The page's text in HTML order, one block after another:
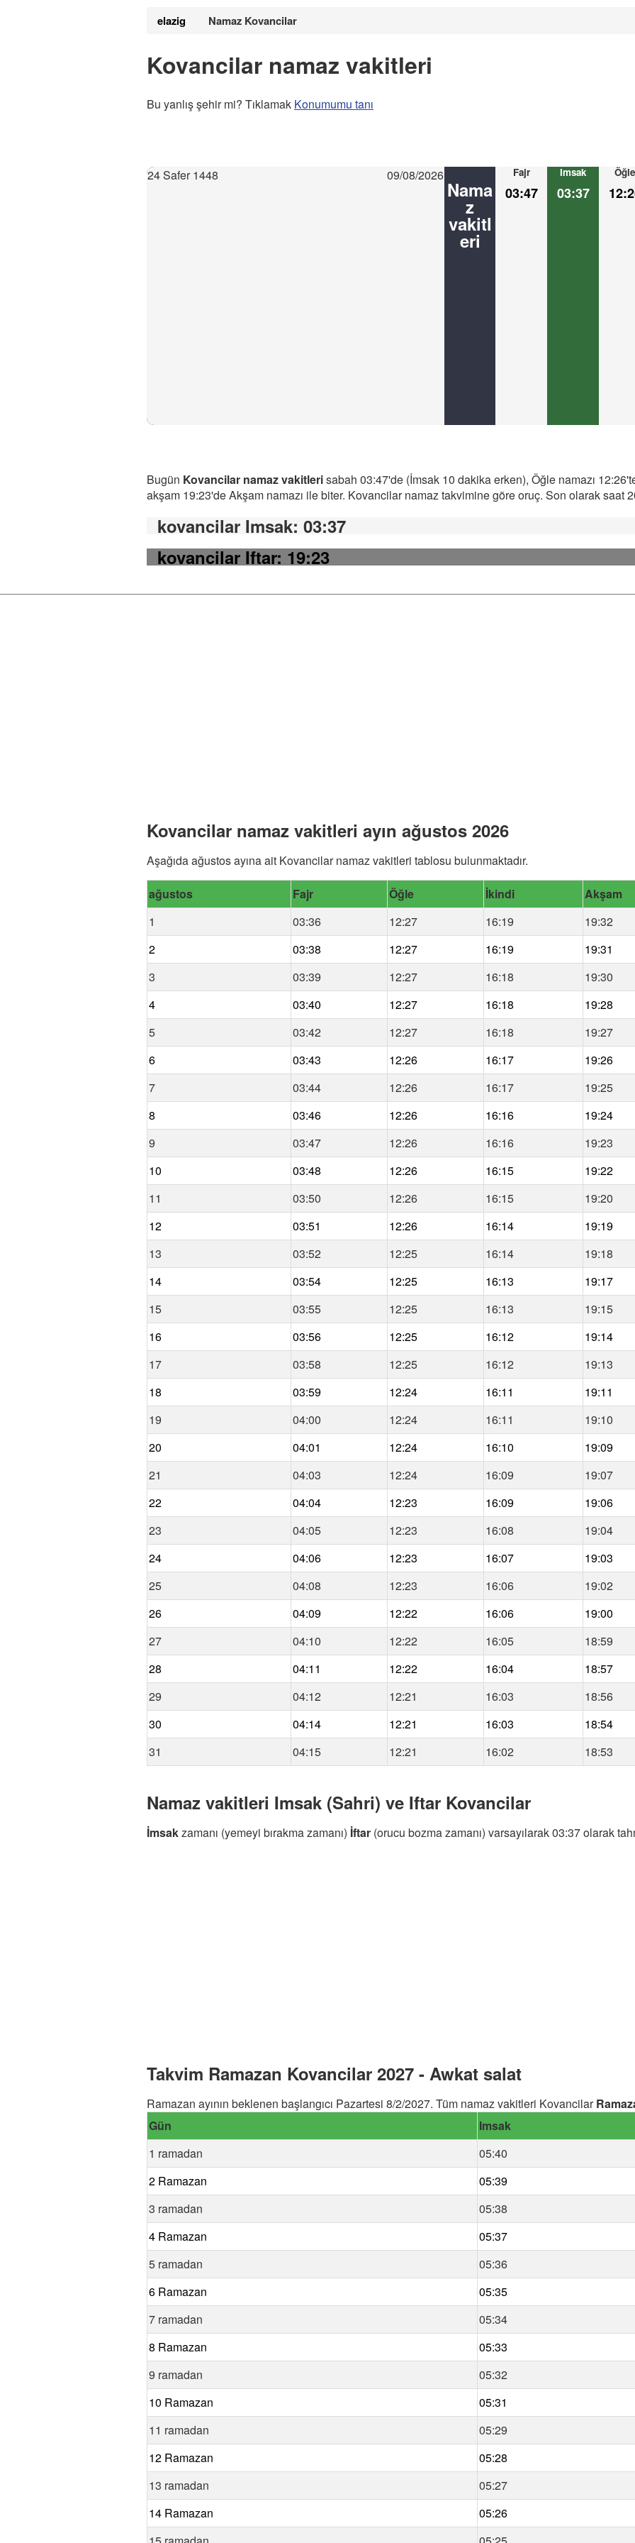
elazig Namaz Kovancilar
Kovancilar namaz vakitleri
Bu yanlış şehir mi? Tıklamak Konumumu tanı
24 Safer 1448 09/08/2026
Nama
z
vakitl
eri
Fajr
03:47
Imsak
03:37
Öğle
Bugün Kovancilar namaz vakitlerisabah 03:47'de (İmsak 10 dakika erken), Öğle namazı
akşam 19:23'de Akşam namazı ile biter. Kovancilar namaz takvimine göre oruç. Son olarak saat
kovancilar Imsak: 03:37
kovancilar Iftar: 19:23
Kovancilar namaz vakitleri ayın ağustos 2026
Aşağıda ağustos ayına ait Kovancilar namaz vakitleri tablosu bulunmaktadır.
ağustos Fajr Öğle İkindi Akşam
1
03:36 12:27 16:19 19:32
2
03:38 12:27 16:19 19:31
3
03:39 12:27 16:18 19:30
4
03:40 12:27 16:18 19:28
5
03:42 12:27 16:18 19:27
6
03:43 12:26 16:17 19:26
7
03:44 12:26 16:17 19:25
8
03:46 12:26 16:16 19:24
9
03:47 12:26 16:16 19:23
10
03:48 12:26 16:15 19:22
11
03:50 12:26 16:15 19:20
12
03:51 12:26 16:14 19:19
13
03:52 12:25 16:14 19:18
14
03:54 12:25 16:13 19:17
15
03:55 12:25 16:13 19:15
16
03:56 12:25 16:12 19:14
17
03:58 12:25 16:12 19:13
18
03:59 12:24 16:11 19:11
19
04:00 12:24 16:11 19:10
20
04:01 12:24 16:10 19:09
21
04:03 12:24 16:09 19:07
22
04:04 12:23 16:09 19:06
23
04:05 12:23 16:08 19:04
24
04:06 12:23 16:07 19:03
25
04:08 12:23 16:06 19:02
26
04:09 12:22 16:06 19:00
27
04:10 12:22 16:05 18:59
28
04:11 12:22 16:04 18:57
29
04:12 12:21 16:03 18:56
30
04:14 12:21 16:03 18:54
31
04:15 12:21 16:02 18:53
Namaz vakitleri Imsak (Sahri) ve Iftar Kovancilar
İmsakzamanı (yemeyi bırakma zamanı) İftar (orucu bozma zamanı) varsayılarak 03:37 olarak
Takvim Ramazan Kovancilar 2027 - Awkat salat
Ramazan ayının beklenen başlangıcı Pazartesi 8/2/2027. Tüm namaz vakitleri Kovancilar
Gün
Imsak
1 ramadan
05:40
2 Ramazan
05:39
3 ramadan
05:38
4 Ramazan
05:37
5 ramadan
05:36
6 Ramazan
05:35
7 ramadan
05:34
8 Ramazan
05:33
9 ramadan
05:32
10 Ramazan
05:31
11 ramadan
05:29
12 Ramazan
05:28
13 ramadan
05:27
14 Ramazan
05:26